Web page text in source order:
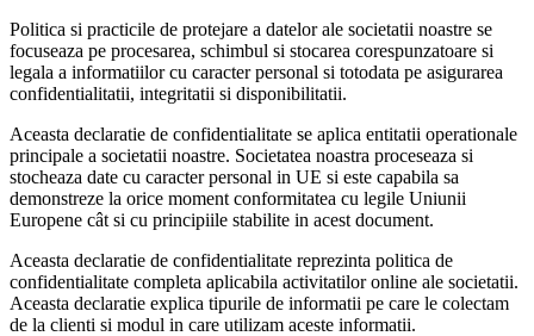
Politica si practicile de protejare a datelor ale societatii noastre se
focuseaza pe procesarea, schimbul si stocarea corespunzatoare si
legala a informatiilor cu caracter personal si totodata pe asigurarea
confidentialitatii, integritatii si disponibilitatii.
Aceasta declaratie de confidentialitate se aplica entitatii operationale
principale a societatii noastre. Societatea noastra proceseaza si
stocheaza date cu caracter personal in UE si este capabila sa
demonstreze la orice moment conformitatea cu legile Uniunii
Europene cât si cu principiile stabilite in acest document.
Aceasta declaratie de confidentialitate reprezinta politica de
confidentialitate completa aplicabila activitatilor online ale societatii.
Aceasta declaratie explica tipurile de informatii pe care le colectam
de la clienti si modul in care utilizam aceste informatii.